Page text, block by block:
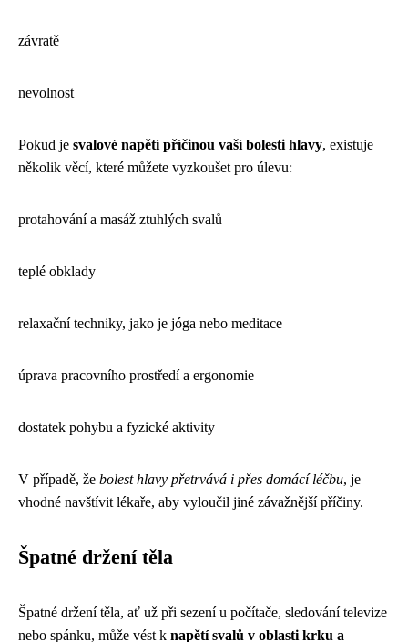
závratě
nevolnost
Pokud je svalové napětí příčinou vaší bolesti hlavy, existuje
několik věcí, které můžete vyzkoušet pro úlevu:
protahování a masáž ztuhlých svalů
teplé obklady
relaxační techniky, jako je jóga nebo meditace
úprava pracovního prostředí a ergonomie
dostatek pohybu a fyzické aktivity
V případě, že bolest hlavy přetrvává i přes domácí léčbu, je
vhodné navštívit lékaře, aby vyloučil jiné závažnější příčiny.
Špatné držení těla
Špatné držení těla, ať už při sezení u počítače, sledování televize
nebo spánku, může vést k napětí svalů v oblasti krku a